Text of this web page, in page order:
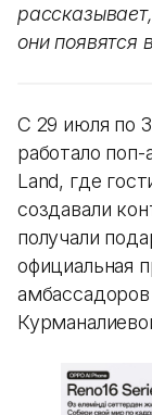
они появятся
С 29 июля по
работало поп-
Land, где
создавали
получали
официальная